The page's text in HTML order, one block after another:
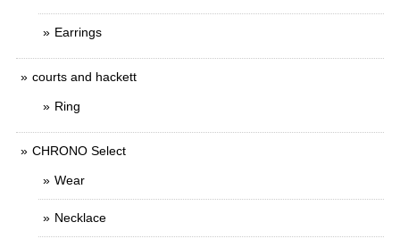
Earrings
courts and hackett
Ring
CHRONO Select
Wear
Necklace